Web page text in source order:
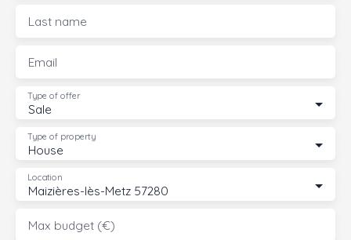
Last name
Email
Sale
Type of offer
House
Type of property
Maizières-lès-Metz 57280
Location
Max budget (€)